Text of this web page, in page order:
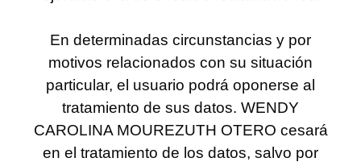
En determinadas circunstancias y por
motivos relacionados con su situación
particular, el usuario podrá oponerse al
tratamiento de sus datos. WENDY
CAROLINA MOUREZUTH OTERO cesará
en el tratamiento de los datos, salvo por